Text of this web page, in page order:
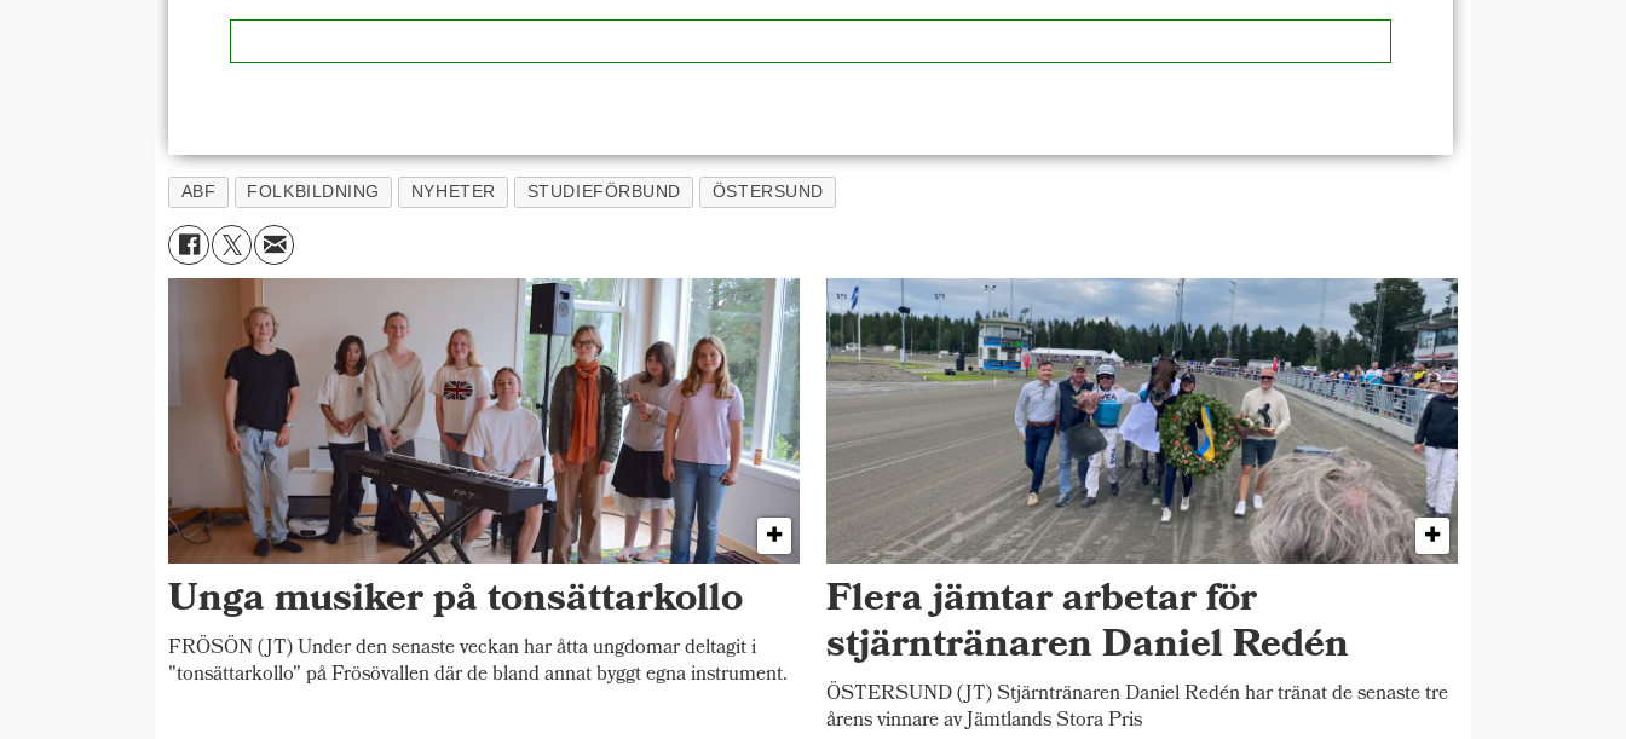
ABF FOLKBILDNING NYHETER STUDIEFÖRBUND ÖSTERSUND
Unga musiker på tonsättarkollo
FRÖSÖN (JT) Under den senaste veckan har åtta ungdomar deltagit i
"tonsättarkollo" på Frösövallen där de bland annat byggt egna instrument.
Flera jämtar arbetar för
stjärntränaren Daniel Redén
ÖSTERSUND (JT) Stjärntränaren Daniel Redén har tränat de senaste tre
årens vinnare av Jämtlands Stora Pris